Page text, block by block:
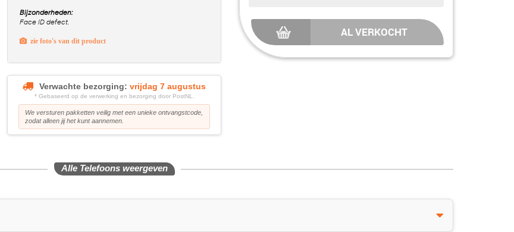
Bijzonderheden:
Face ID defect.
zie foto's van dit product
Verwachte bezorging: vrijdag 7 augustus
* Gebaseerd op de verwerking en bezorging door PostNL.
We versturen pakketten veilig met een unieke ontvangstcode,
zodat alleen jij het kunt aannemen.
AL VERKOCHT
Alle Telefoons weergeven